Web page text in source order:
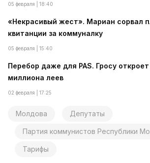
05 февраля | 18:40
«Некрасивый жест». Мариан сорвал
квитанции за коммуналку
05 февраля | 15:40
Перебор даже для PAS. Гросу
миллиона леев
02 февраля | 17:25
Молдова Депутаты
Партия коммунистов Республики
Тарифы